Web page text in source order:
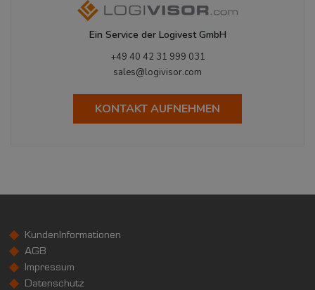
Ein Service der Logivest GmbH
+49 40 42 31 999 031
sales@logivisor.com
KONTAKT AUFNEHMEN
KundenInformationen
AGB
Impressum
Datenschutz